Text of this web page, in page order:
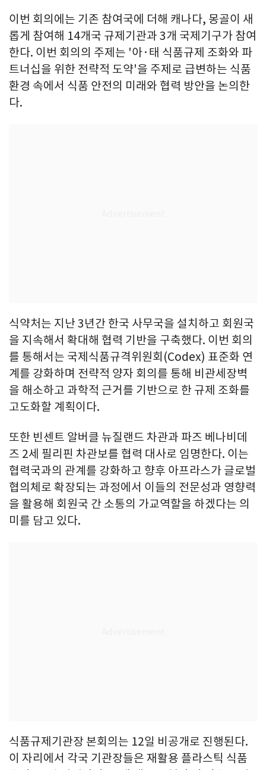
이번 회의에는 기존 참여국에 더해 캐나다, 몽골이 새
롭게 참여해 14개국 규제기관과 3개 국제기구가 참여
한다. 이번 회의의 주제는 '아·태 식품규제 조화와 파
트너십을 위한 전략적 도약'을 주제로 급변하는 식품
환경 속에서 식품 안전의 미래와 협력 방안을 논의한
다.
식약처는 지난 3년간 한국 사무국을 설치하고 회원국
을 지속해서 확대해 협력 기반을 구축했다. 이번 회의
를 통해서는 국제식품규격위원회(Codex) 표준화 연
계를 강화하며 전략적 양자 회의를 통해 비관세장벽
을 해소하고 과학적 근거를 기반으로 한 규제 조화를
고도화할 계획이다.
또한 빈센트 알버클 뉴질랜드 차관과 파즈 베나비데
즈 2세 필리핀 차관보를 협력 대사로 임명한다. 이는
협력국과의 관계를 강화하고 향후 아프라스가 글로벌
협의체로 확장되는 과정에서 이들의 전문성과 영향력
을 활용해 회원국 간 소통의 가교역할을 하겠다는 의
미를 담고 있다.
식품규제기관장 본회의는 12일 비공개로 진행된다.
이 자리에서 각국 기관장들은 재활용 플라스틱 식품